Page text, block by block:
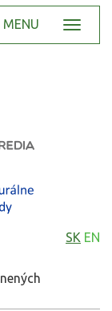
MENU
SK EN